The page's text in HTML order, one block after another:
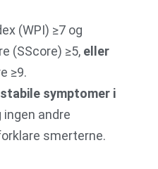
(WPI) ≥7 og
(SScore) ≥5, eller
≥9.
stabile symptomer i
ingen andre
smerterne.